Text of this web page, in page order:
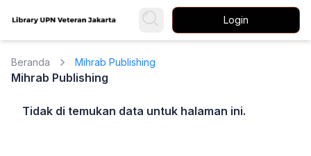
Login
Beranda Mihrab Publishing
Mihrab Publishing
Tidak di temukan data untuk halaman ini.